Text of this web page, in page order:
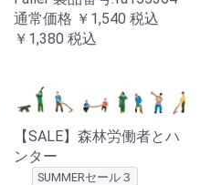
通常価格 ￥1,540 税込
￥1,380 税込
【SALE】森林労働者とハ
ンター
SUMMERセール３